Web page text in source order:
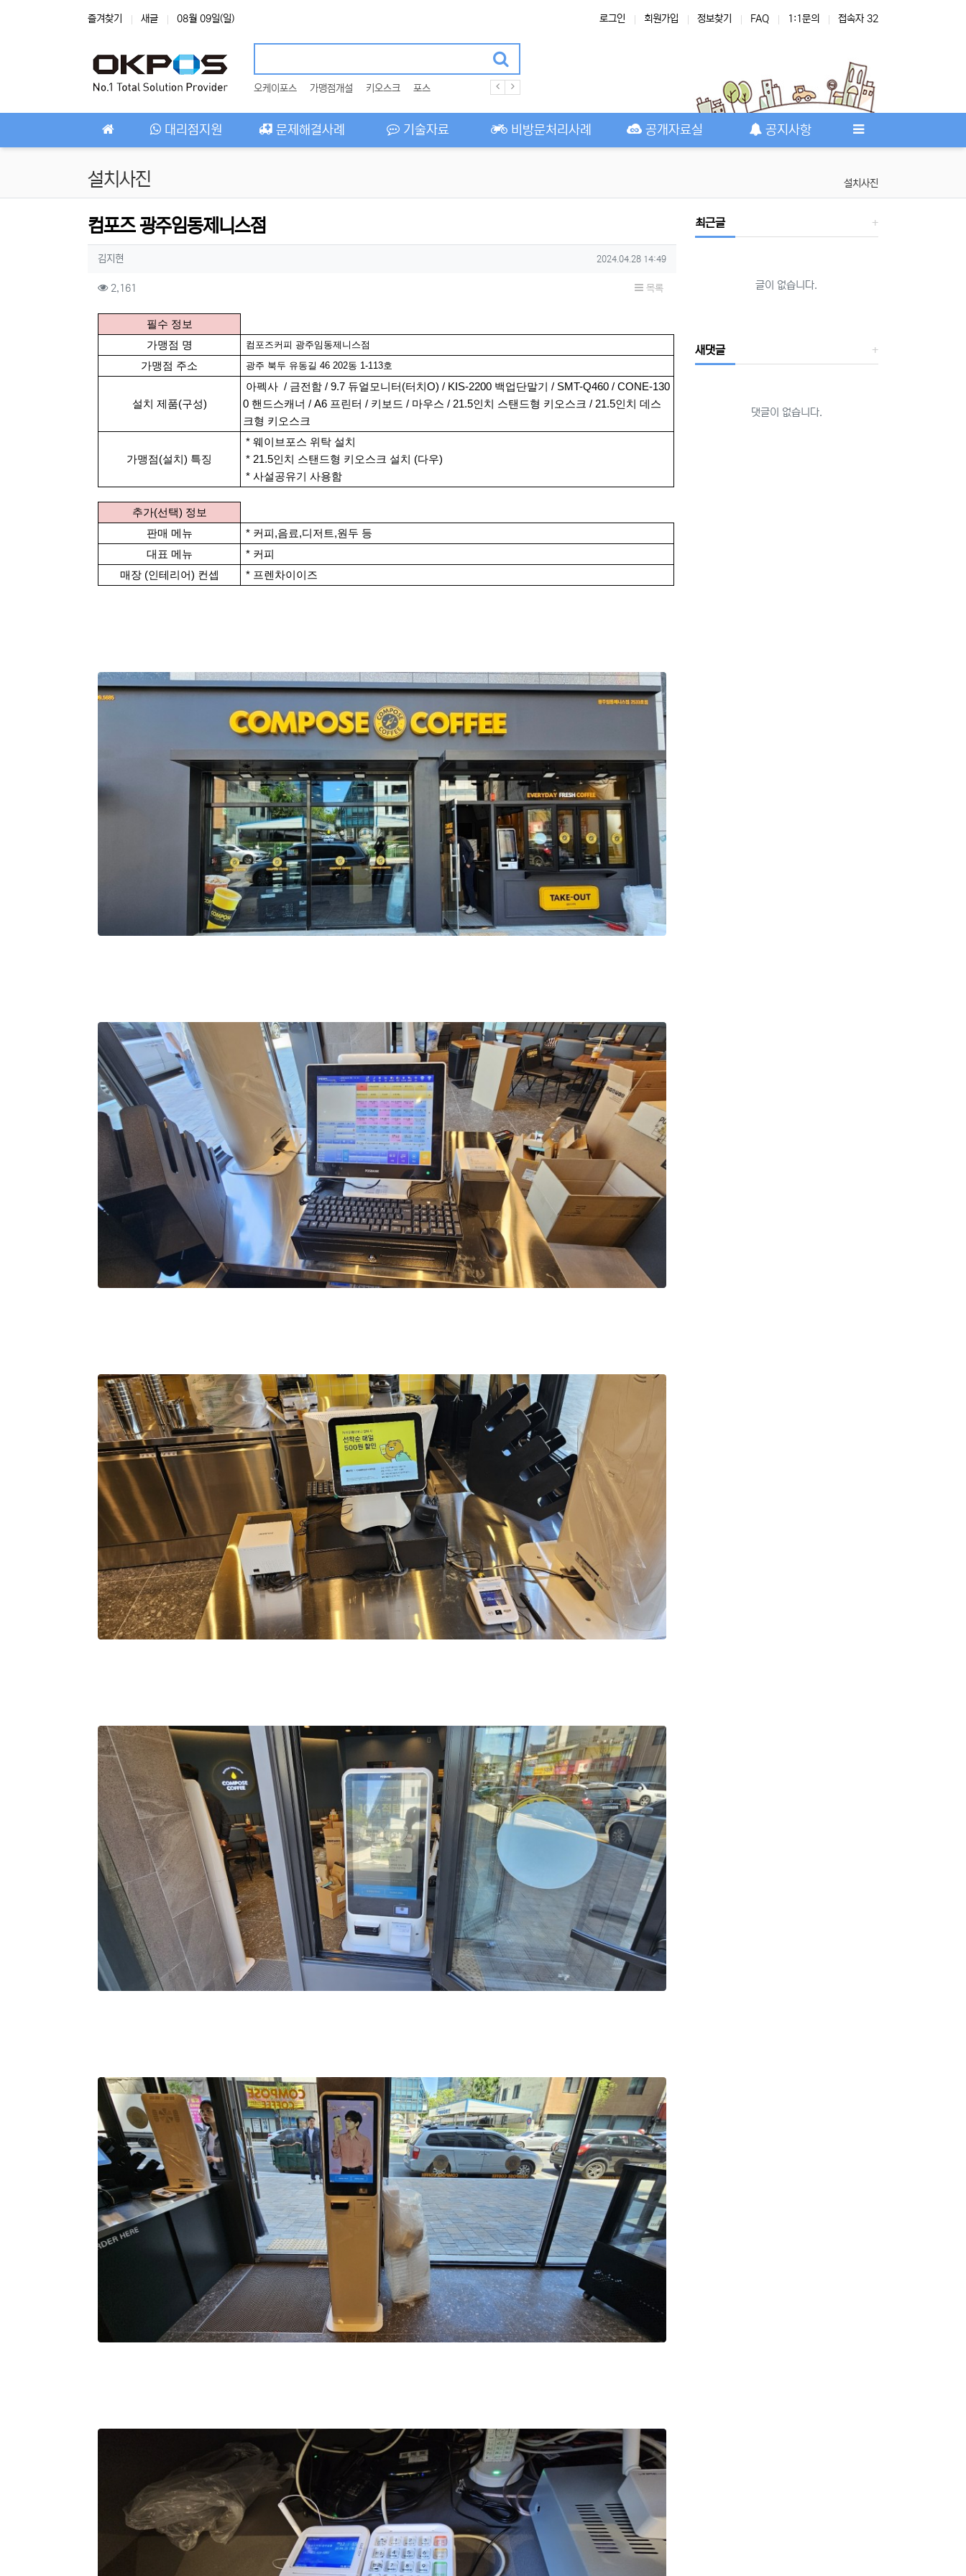
즐겨찾기 새글 08월 09일(일) 로그인 회원가입 정보찾기 FAQ 1:1문의 접속자 32
오케이포스 가맹점개설 키오스크 포스
대리점지원 문제해결사례 기술자료 비방문처리사례 공개자료실 공지사항
설치사진 설치사진
컴포즈 광주임동제니스점
작성자 정보
김지현 작성일
2024.04.28 14:49
컨텐츠 정보
2,161 목록
필수 정보
가맹점 명
컴포즈커피 광주임동제니스점
가맹점 주소 광주 북두 유동길 46 202동 1-113호
설치 제품(구성)
아펙사 / 금전함 / 9.7 듀얼모니터(터치O) / KIS-2200 백업단말기 / SMT-Q460 / CONE-130
0 핸드스캐너 / A6 프린터 / 키보드 / 마우스 / 21.5인치 스탠드형 키오스크 / 21.5인치 데스
크형 키오스크
가맹점(설치) 특징
* 웨이브포스 위탁 설치
* 21.5인치 스탠드형 키오스크 설치 (다우)
* 사설공유기 사용함
추가(선택) 정보
판매 메뉴
* 커피,음료,디저트,원두 등
대표 메뉴
* 커피
매장 (인테리어) 컨셉
* 프렌차이이즈
최근글
글이 없습니다.
새댓글
댓글이 없습니다.